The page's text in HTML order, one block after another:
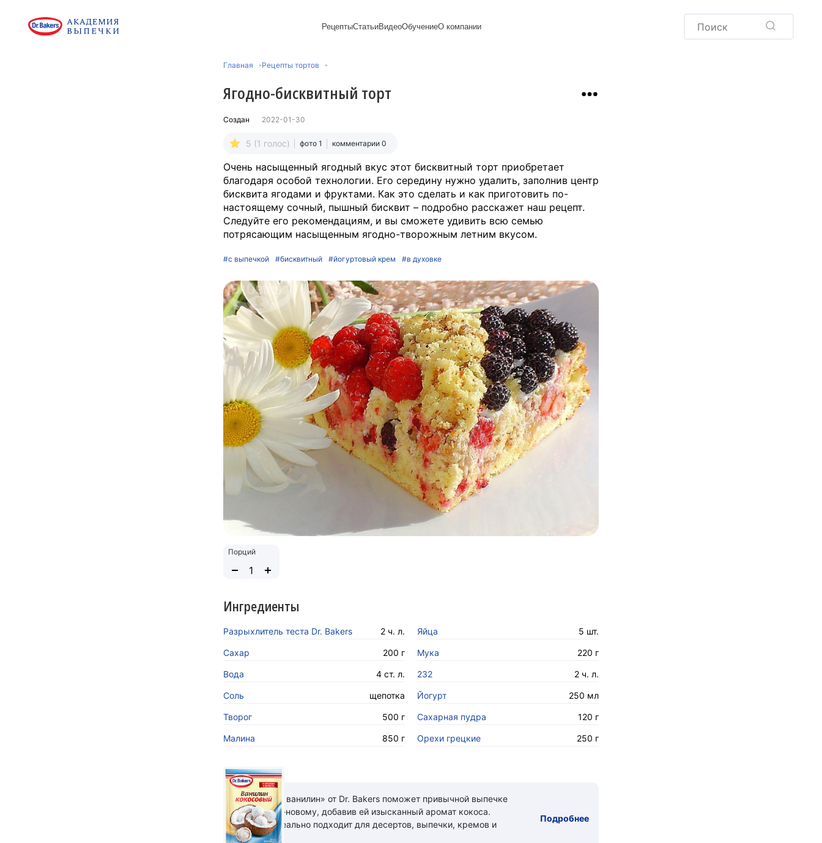
Рецепты
Пасхальная выпечка
Варенья и соленья
Статьи
выпечка
закуски
ВидеоОбучениеО компании
Главная Рецепты тортов
Ягодно-бисквитный торт
Создан 2022-01-30
5 (1 голос) фото 1 комментарии 0
Очень насыщенный ягодный вкус этот бисквитный торт приобретает
благодаря особой технологии. Его середину нужно удалить, заполнив центр
бисквита ягодами и фруктами. Как это сделать и как приготовить по-
настоящему сочный, пышный бисквит – подробно расскажет наш рецепт.
Следуйте его рекомендациям, и вы сможете удивить всю семью
потрясающим насыщенным ягодно-творожным летним вкусом.
#с выпечкой #бисквитный #йогуртовый крем #в духовке
Порций
Ингредиенты
Разрыхлитель теста Dr. Bakers 2 ч. л. Яйца 5 шт.
Сахар 200 г Мука 220 г
Вода 4 ст. л. 232 2 ч. л.
Соль щепотка Йогурт 250 мл
Творог 500 г Сахарная пyдра 120 г
Малина 850 г Орехи грецкие 250 г
«Кокосовый ванилин» от Dr. Bakers поможет привычной выпечке
заиграть по-новому, добавив ей изысканный аромат кокоса.
Новинка идеально подходит для десертов, выпечки, кремов и
напитков.
Подробнее